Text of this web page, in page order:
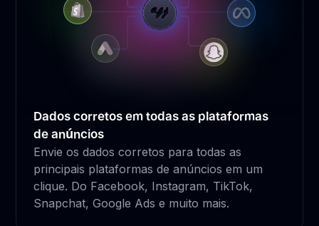
Dados corretos em todas as plataformas
de anúncios
Envie os dados corretos para todas as
principais plataformas de anúncios em um
clique. Do Facebook, Instagram, TikTok,
Snapchat, Google Ads e muito mais.